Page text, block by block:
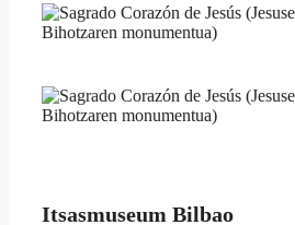
Itsasmuseum Bilbao